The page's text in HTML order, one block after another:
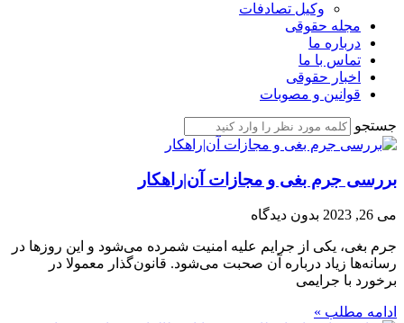
وکیل تصادفات
مجله حقوقی
درباره ما
تماس با ما
اخبار حقوقی
قوانین و مصوبات
جستجو
بررسی جرم بغی و مجازات آن|راهکار
می 26, 2023 بدون دیدگاه
جرم بغی، یکی از جرایم علیه امنیت شمرده می‌شود و این روزها در
رسانه‌ها زیاد درباره آن صحبت می‌شود. قانون‌‌گذار معمولا در
برخورد با جرایمی
ادامه مطلب »